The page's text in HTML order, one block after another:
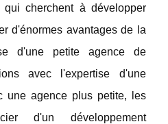
cherchent à développer
d'énormes avantages de la
d'une petite agence de
avec l'expertise d'une
une agence plus petite, les
d'un développement